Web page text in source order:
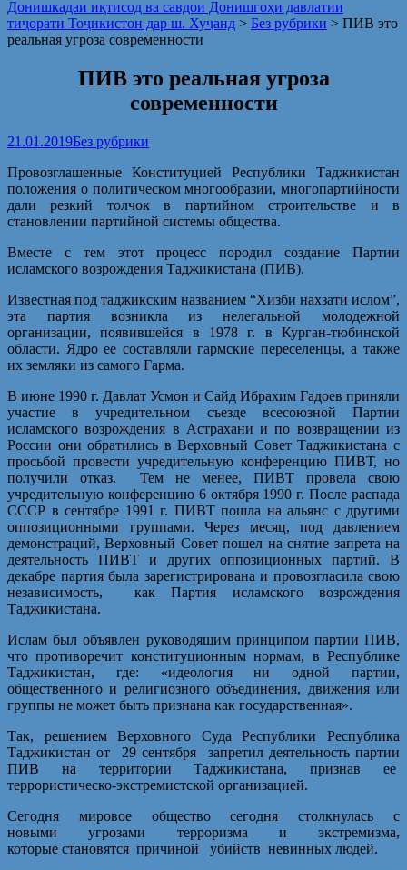
Донишкадаи иқтисод ва савдои Донишгоҳи давлатии
тиҷорати Тоҷикистон дар ш. Хуҷанд > Без рубрики > ПИВ это
реальная угроза современности
ПИВ это реальная угроза
современности
21.01.2019Без рубрики
Провозглашенные Конституцией Республики Таджикистан
положения о политическом многообразии, многопартийности
дали резкий толчок в партийном строительстве и в
становлении партийной системы общества.
Вместе с тем этот процесс породил создание Партии
исламского возрождения Таджикистана (ПИВ).
Известная под таджикским названием “Хизби нахзати ислом”,
эта партия возникла из нелегальной молодежной
организации, появившейся в 1978 г. в Курган-тюбинской
области. Ядро ее составляли гармские переселенцы, а также
их земляки из самого Гарма.
В июне 1990 г. Давлат Усмон и Сайд Ибрахим Гадоев приняли
участие в учредительном съезде всесоюзной Партии
исламского возрождения в Астрахани и по возвращении из
России они обратились в Верховный Совет Таджикистана с
просьбой провести учредительную конференцию ПИВТ, но
получили отказ. Тем не менее, ПИВТ провела свою
учредительную конференцию 6 октября 1990 г. После распада
СССР в сентябре 1991 г. ПИВТ пошла на альянс с другими
оппозиционными группами. Через месяц, под давлением
демонстраций, Верховный Совет пошел на снятие запрета на
деятельность ПИВТ и других оппозиционных партий. В
декабре партия была зарегистрирована и провозгласила свою
независимость, как Партия исламского возрождения
Таджикистана.
Ислам был объявлен руководящим принципом партии ПИВ,
что противоречит конституционным нормам, в Республике
Таджикистан, где: «идеология ни одной партии,
общественного и религиозного объединения, движения или
группы не может быть признана как государственная».
Так, решением Верховного Суда Республики Республика
Таджикистан от 29 сентября запретил деятельность партии
ПИВ на территории Таджикистана, признав ее
террористическо-экстремистской организацией.
Сегодня мировое общество сегодня столкнулась с
новыми угрозами терроризма и экстремизма,
которые становятся причиной убийств невинных людей.